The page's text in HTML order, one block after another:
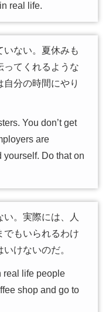
real life.
いない。夏休みも
ってくれるような
分の時間にやり
You don’t get
are
Do that on
い。実際には、人
でもいられるわけ
けないのだ。
real life people
shop and go to